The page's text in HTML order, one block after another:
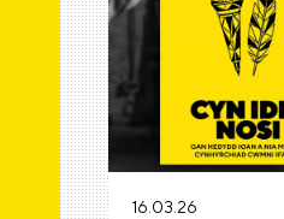
16.03.26